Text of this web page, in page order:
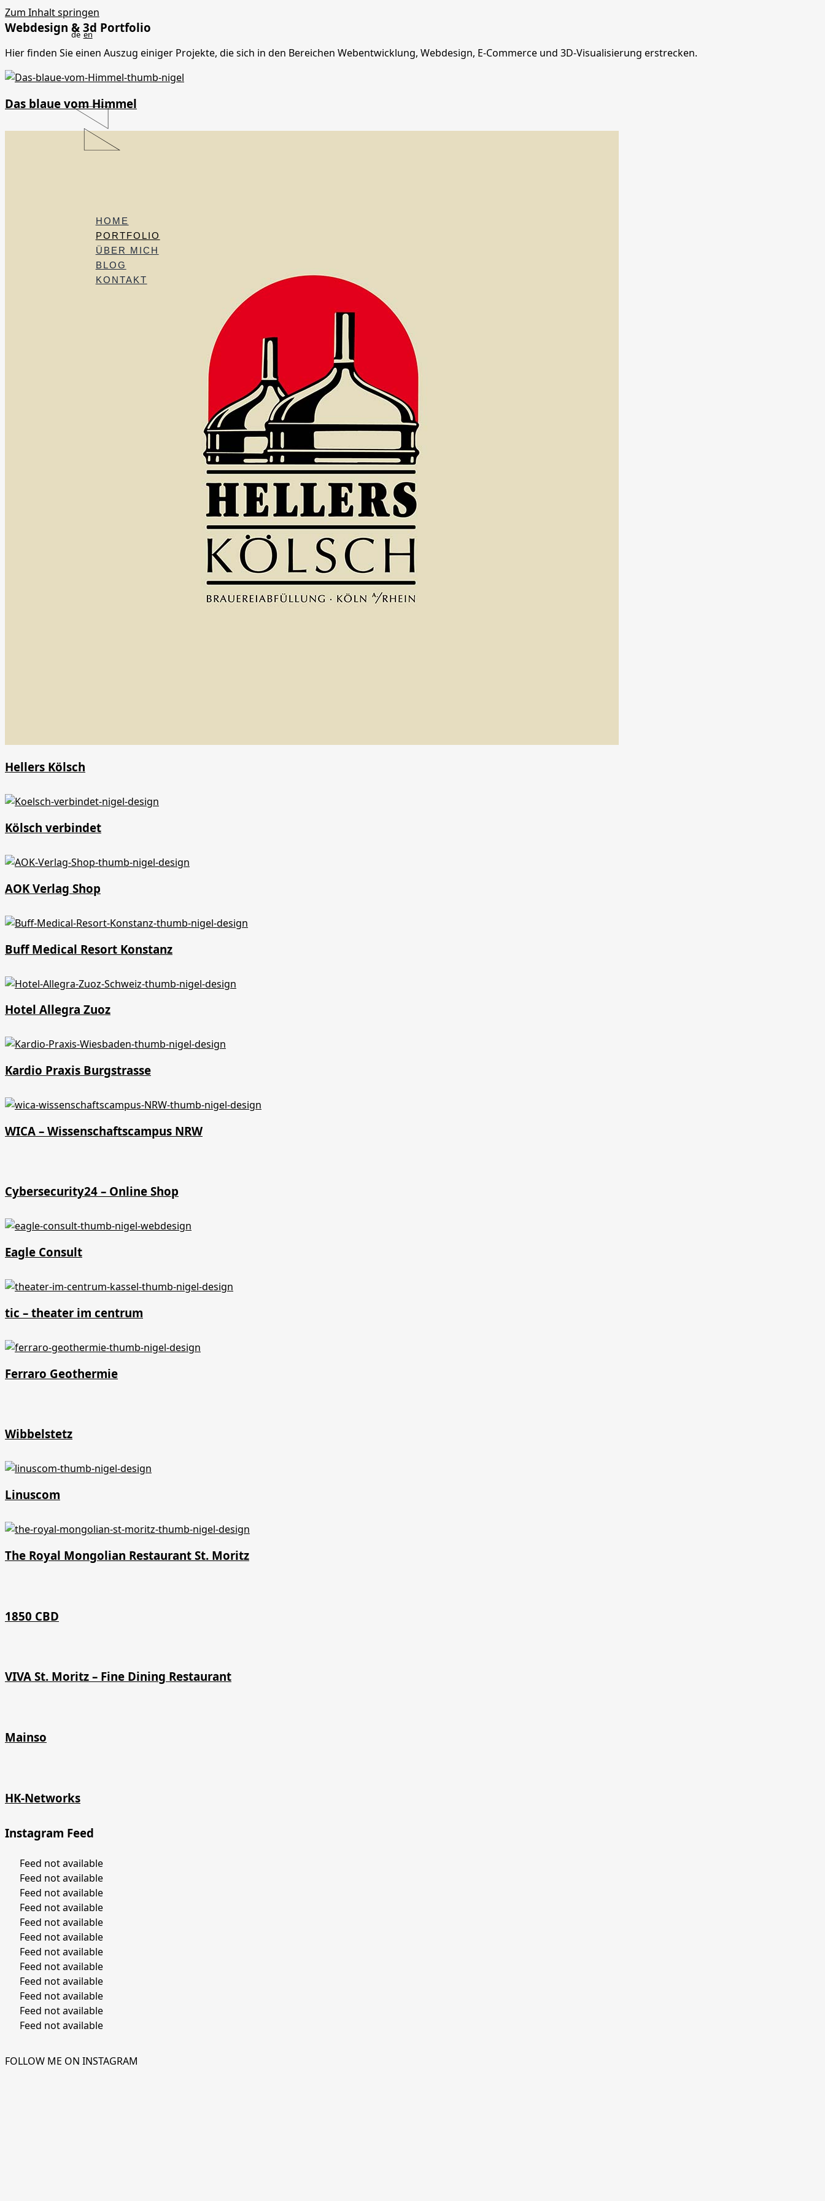
Zum Inhalt springen
de en
HOME
PORTFOLIO
ÜBER MICH
BLOG
KONTAKT
Webdesign & 3d Portfolio
Hier finden Sie einen Auszug einiger Projekte, die sich in den Bereichen Webentwicklung, Webdesign, E-Commerce und 3D-Visualisierung erstrecken.
Das blaue vom Himmel
Hellers Kölsch
Kölsch verbindet
AOK Verlag Shop
Buff Medical Resort Konstanz
Hotel Allegra Zuoz
Kardio Praxis Burgstrasse
WICA – Wissenschaftscampus NRW
Cybersecurity24 – Online Shop
Eagle Consult
tic – theater im centrum
Ferraro Geothermie
Wibbelstetz
Linuscom
The Royal Mongolian Restaurant St. Moritz
1850 CBD
VIVA St. Moritz – Fine Dining Restaurant
Mainso
HK-Networks
Instagram Feed
Feed not available
Feed not available
Feed not available
Feed not available
Feed not available
Feed not available
Feed not available
Feed not available
Feed not available
Feed not available
Feed not available
Feed not available
FOLLOW ME ON INSTAGRAM